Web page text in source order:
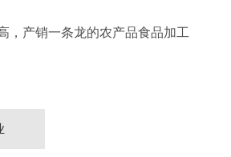
，产销一条龙的农产品食品加工